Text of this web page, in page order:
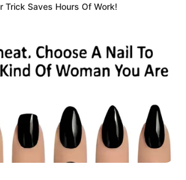
DÜNYA
0
Trick Saves Hours Of Work!